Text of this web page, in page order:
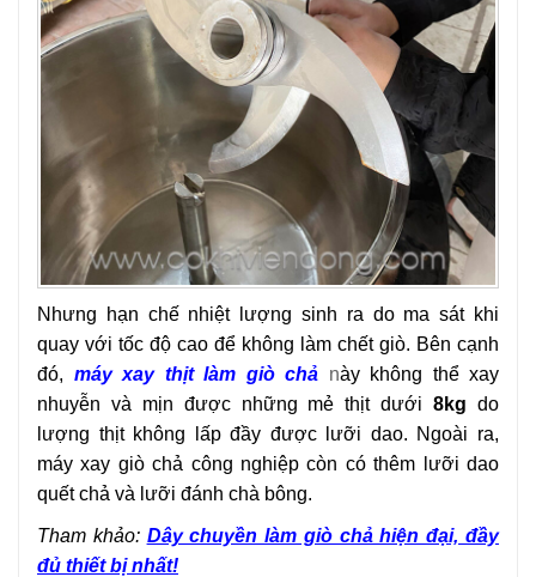
Nhưng hạn chế nhiệt lượng sinh ra do ma sát khi
quay với tốc độ cao để không làm chết giò. Bên cạnh
đó, máy xay thịt làm giò chả này không thể xay
nhuyễn và mịn được những mẻ thịt dưới8kg do
lượng thịt không lấp đầy được lưỡi dao. Ngoài ra,
máy xay giò chả công nghiệp còn có thêm lưỡi dao
quết chả và lưỡi đánh chà bông.
Tham khảo: Dây chuyền làm giò chả hiện đại, đầy
đủ thiết bị nhất!